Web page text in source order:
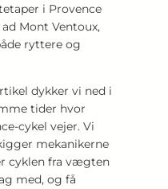
i Provence
Mont Ventoux,
ryttere og
dykker vi ned i
tider hvor
cykel vejer. Vi
mekanikerne
cyklen fra vægten
med, og få